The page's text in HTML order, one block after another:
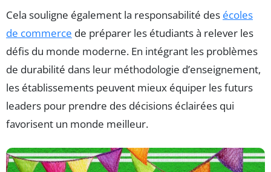
Cela souligne également la responsabilité des écoles
de commerce de préparer les étudiants à relever les
défis du monde moderne. En intégrant les problèmes
de durabilité dans leur méthodologie d’enseignement,
les établissements peuvent mieux équiper les futurs
leaders pour prendre des décisions éclairées qui
favorisent un monde meilleur.